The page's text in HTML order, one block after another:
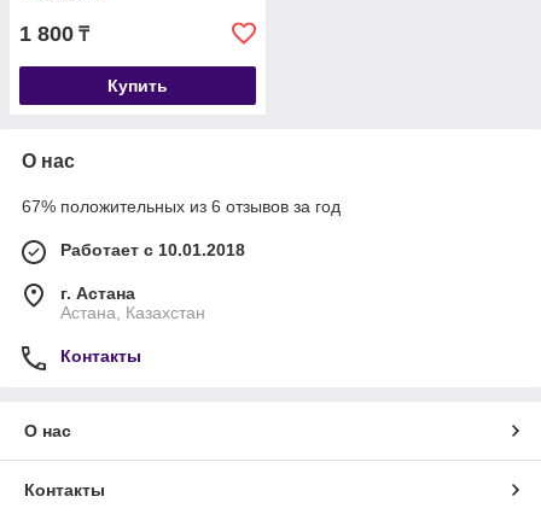
1 800 ₸
Купить
О нас
67% положительных из 6 отзывов за год
Работает с 10.01.2018
г. Астана
Астана, Казахстан
Контакты
О нас
Контакты